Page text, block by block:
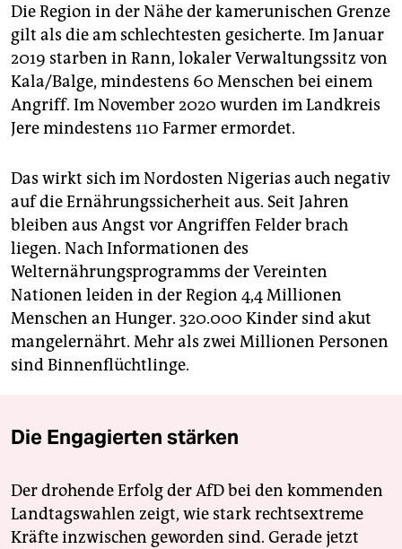
Die Region in der Nähe der kamerunischen Grenze
gilt als die am schlechtesten gesicherte. Im Januar
2019 starben in Rann, lokaler Verwaltungssitz von
Kala/Balge, mindestens 60 Menschen bei einem
Angriff. Im November 2020 wurden im Landkreis
Jere mindestens 110 Farmer ermordet.
Das wirkt sich im Nordosten Nigerias auch negativ
auf die Ernährungssicherheit aus. Seit Jahren
bleiben aus Angst vor Angriffen Felder brach
liegen. Nach Informationen des
Welternährungsprogramms der Vereinten
Nationen leiden in der Region 4,4 Millionen
Menschen an Hunger. 320.000 Kinder sind akut
mangelernährt. Mehr als zwei Millionen Personen
sind Binnenflüchtlinge.
Die Engagierten stärken
Der drohende Erfolg der AfD bei den kommenden
Landtagswahlen zeigt, wie stark rechtsextreme
Kräfte inzwischen geworden sind. Gerade jetzt